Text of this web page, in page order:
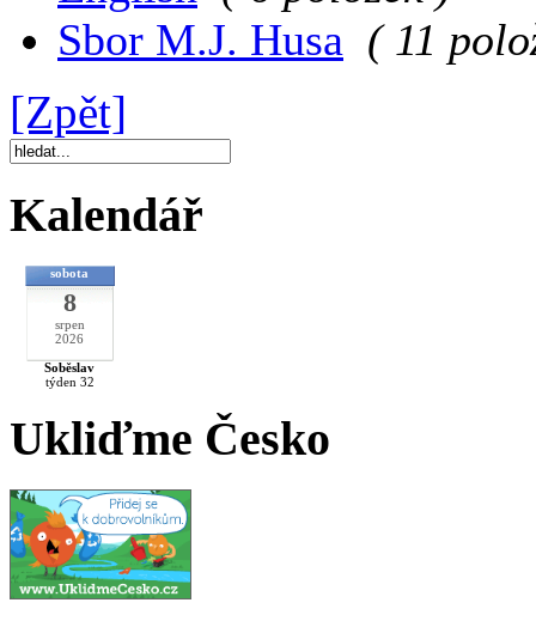
Sbor M.J. Husa ( 11
[Zpět]
Kalendář
sobota
8
srpen
2026
Soběslav
týden 32
Ukliďme Česko